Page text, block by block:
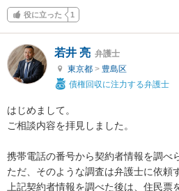
役に立った 1
若井 亮 弁護士
東京都 > 豊島区
債権回収に注力する弁護士
はじめまして。
ご相談内容を拝見しました。
携帯電話の番号から契約者情報を調べ
ただ、そのような調査は弁護士に依頼
上記契約者情報を調べた後は、住民票